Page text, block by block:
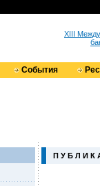
XIII
События
П У Б Л И К